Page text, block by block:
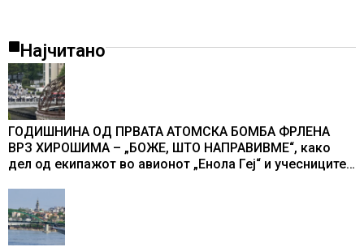
Најчитано
ГОДИШНИНА ОД ПРВАТА АТОМСКА БОМБА ФРЛЕНА
ВРЗ ХИРОШИМА – „БОЖЕ, ШТО НАПРАВИВМЕ“, како
дел од екипажот во авионот „Енола Геј“ и учесниците
промени текот на историјата